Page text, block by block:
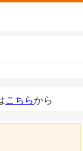
こちらから